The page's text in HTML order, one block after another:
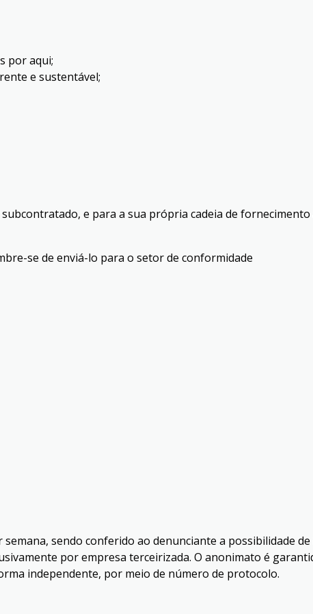
por aqui;
e sustentável;
e para a sua própria cadeia de
se de enviá-lo para o setor de conformidade
sendo conferido ao denunciante a possibilidade
por empresa terceirizada. O anonimato é
independente, por meio de número de protocolo.